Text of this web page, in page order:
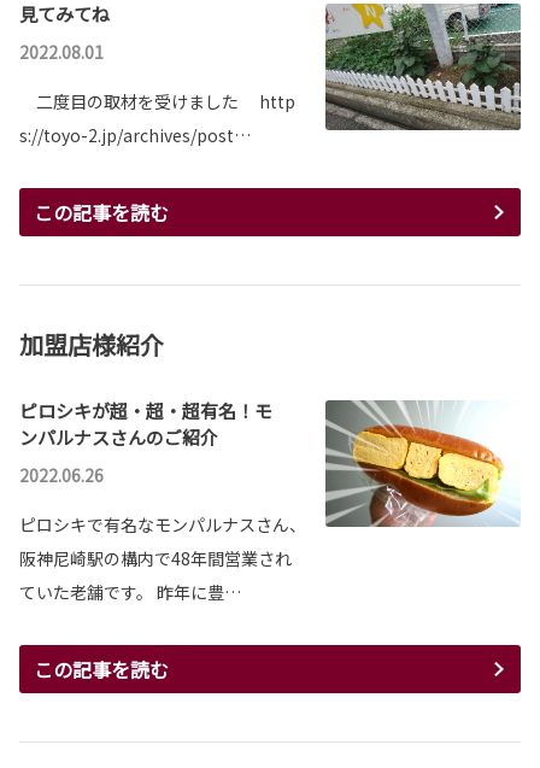
見てみてね
2022.08.01
二度目の取材を受けました http
s://toyo-2.jp/archives/post…
この記事を読む
加盟店様紹介
ピロシキが超・超・超有名！モ
ンパルナスさんのご紹介
2022.06.26
ピロシキで有名なモンパルナスさん、
阪神尼崎駅の構内で48年間営業され
ていた老舗です。 昨年に豊…
この記事を読む